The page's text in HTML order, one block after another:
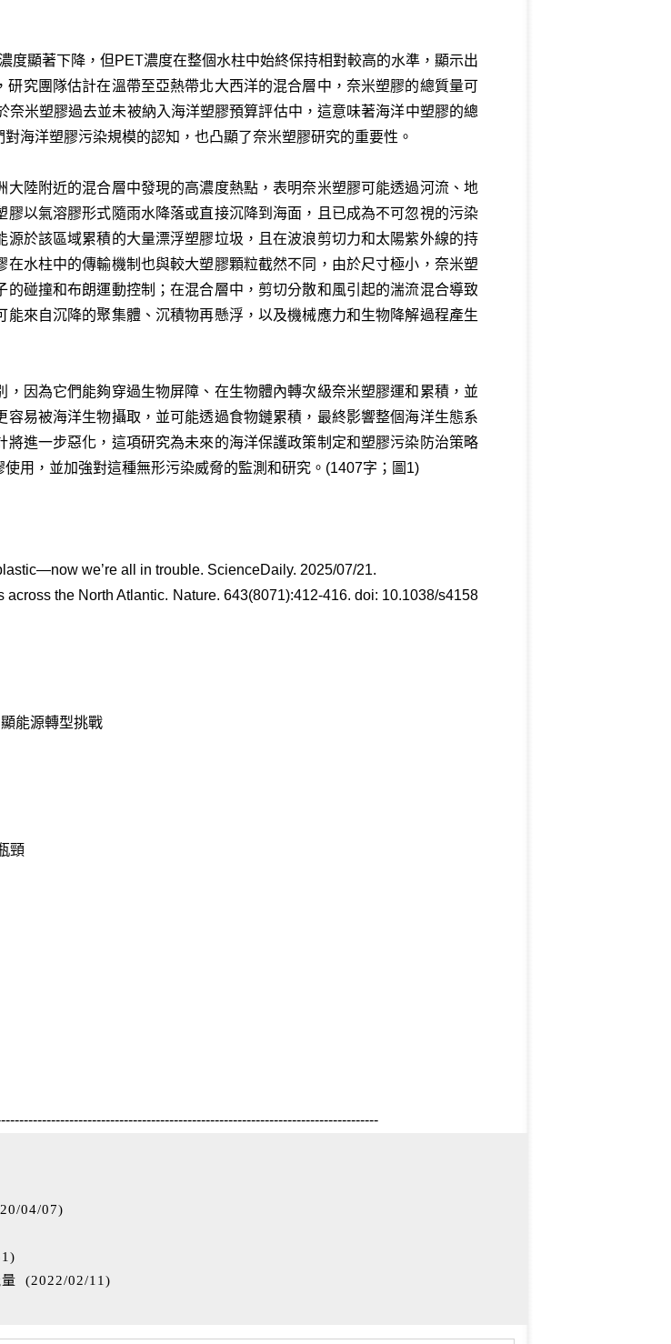
度顯著下降，但PET濃度在整個水柱中始終保持相對較高的水準，顯示出
究團隊估計在溫帶至亞熱帶北大西洋的混合層中，奈米塑膠的總質量可
米塑膠過去並未被納入海洋塑膠預算評估中，這意味著海洋中塑膠的總
海洋塑膠污染規模的認知，也凸顯了奈米塑膠研究的重要性。
陸附近的混合層中發現的高濃度熱點，表明奈米塑膠可能透過河流、地
以氣溶膠形式隨雨水降落或直接沉降到海面，且已成為不可忽視的污染
於該區域累積的大量漂浮塑膠垃圾，且在波浪剪切力和太陽紫外線的持
水柱中的傳輸機制也與較大塑膠顆粒截然不同，由於尺寸極小，奈米塑
碰撞和布朗運動控制；在混合層中，剪切分散和風引起的湍流混合導致
來自沉降的聚集體、沉積物再懸浮，以及機械應力和生物降解過程產生
因為它們能夠穿過生物屏障、在生物體內轉次級奈米塑膠運和累積，並
易被海洋生物攝取，並可能透過食物鏈累積，最終影響整個海洋生態系
進一步惡化，這項研究為未來的海洋保護政策制定和塑膠污染防治策略
用，並加強對這種無形污染威脅的監測和研究。(1407字；圖1)
we’re all in trouble. ScienceDaily. 2025/07/21.
the North Atlantic. Nature. 643(8071):412-416. doi: 10.1038/s4158
能源轉型挑戰
頸
04/07)
)
(2022/02/11 )